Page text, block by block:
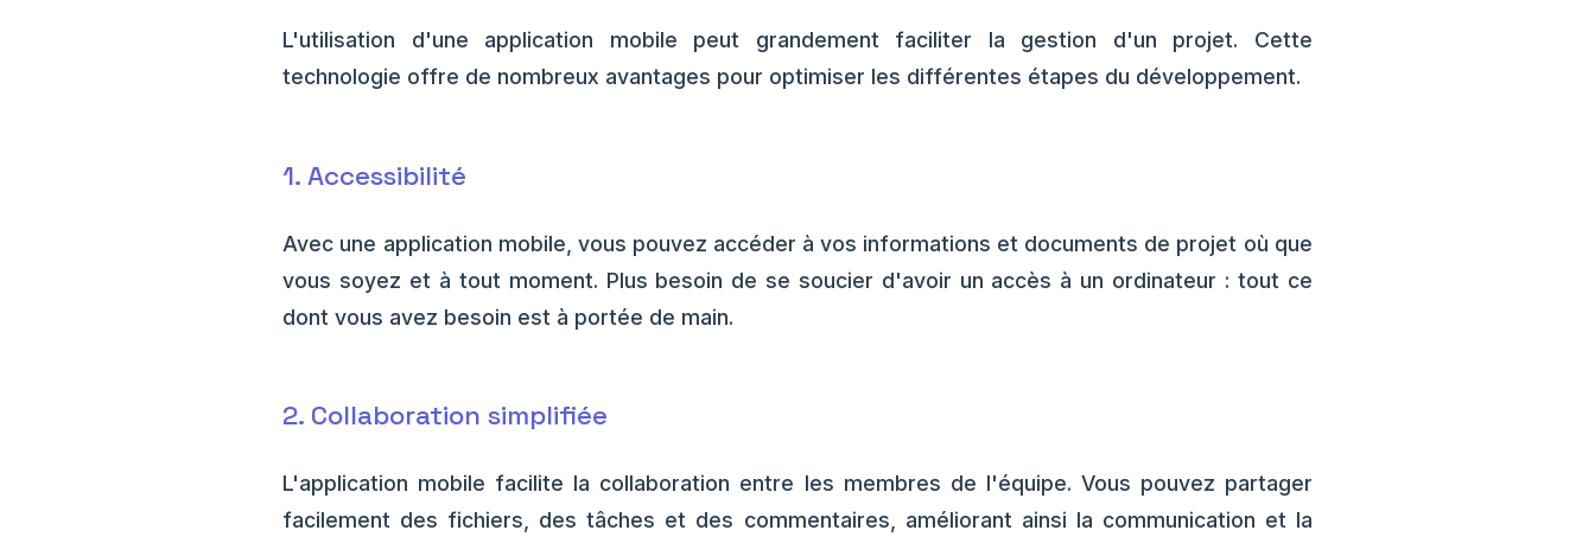
L'utilisation d'une application mobile peut grandement faciliter la gestion d'un projet. Cette
technologie offre de nombreux avantages pour optimiser les différentes étapes du développement.
1. Accessibilité
Avec une application mobile, vous pouvez accéder à vos informations et documents de projet où que
vous soyez et à tout moment. Plus besoin de se soucier d'avoir un accès à un ordinateur : tout ce
dont vous avez besoin est à portée de main.
2. Collaboration simplifiée
L'application mobile facilite la collaboration entre les membres de l'équipe. Vous pouvez partager
facilement des fichiers, des tâches et des commentaires, améliorant ainsi la communication et la